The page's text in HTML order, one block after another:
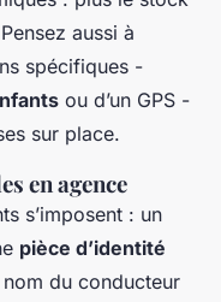
aussi à
spécifiques -
ou d’un GPS -
sur place.
en agence
s’imposent : un
pièce d’identité
du conducteur